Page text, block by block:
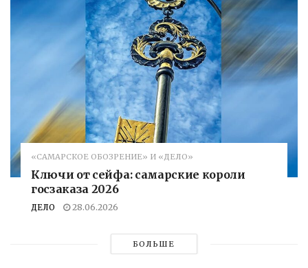
«САМАРСКОЕ ОБОЗРЕНИЕ» И «ДЕЛО»
Ключи от сейфа: самарские короли
госзаказа 2026
ДЕЛО 28.06.2026
БОЛЬШЕ